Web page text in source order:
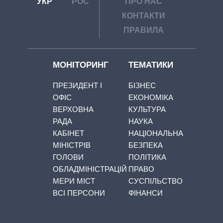
КОНТАКТИ
ПРАВИЛА
МОНІТОРИНГ
ПРЕЗИДЕНТ І
ОФІС
ВЕРХОВНА
РАДА
КАБІНЕТ
МІНІСТРІВ
ГОЛОВИ
ОБЛАДМІНІСТРАЦІЙ
МЕРИ МІСТ
ВСІ ПЕРСОНИ
ТЕМАТИКИ
БІЗНЕС
ЕКОНОМІКА
КУЛЬТУРА
НАУКА
НАЦІОНАЛЬНА
БЕЗПЕКА
ПОЛІТИКА
ПРАВО
СУСПІЛЬСТВО
ФІНАНСИ